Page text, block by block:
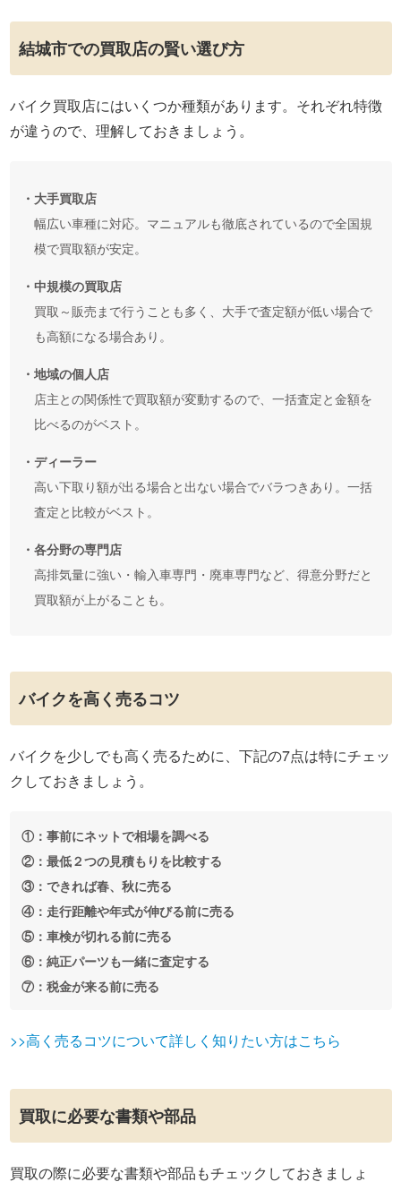
結城市での買取店の賢い選び方
バイク買取店にはいくつか種類があります。それぞれ特徴
が違うので、理解しておきましょう。
・大手買取店
幅広い車種に対応。マニュアルも徹底されているので全国規
模で買取額が安定。
・中規模の買取店
買取～販売まで行うことも多く、大手で査定額が低い場合で
も高額になる場合あり。
・地域の個人店
店主との関係性で買取額が変動するので、一括査定と金額を
比べるのがベスト。
・ディーラー
高い下取り額が出る場合と出ない場合でバラつきあり。一括
査定と比較がベスト。
・各分野の専門店
高排気量に強い・輸入車専門・廃車専門など、得意分野だと
買取額が上がることも。
バイクを高く売るコツ
バイクを少しでも高く売るために、下記の7点は特にチェッ
クしておきましょう。
①：事前にネットで相場を調べる
②：最低２つの見積もりを比較する
③：できれば春、秋に売る
④：走行距離や年式が伸びる前に売る
⑤：車検が切れる前に売る
⑥：純正パーツも一緒に査定する
⑦：税金が来る前に売る
>>高く売るコツについて詳しく知りたい方はこちら
買取に必要な書類や部品
買取の際に必要な書類や部品もチェックしておきましょ